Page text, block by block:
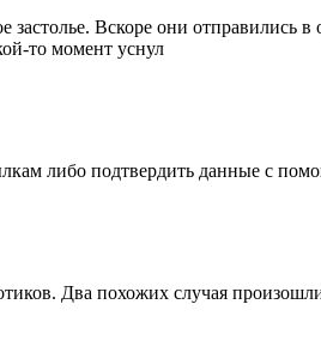
Вскоре они отправились
то момент уснул
либо подтвердить данные с
Два похожих случая